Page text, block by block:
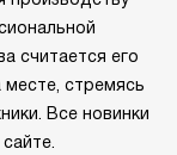
считается его
стремясь
Все новинки